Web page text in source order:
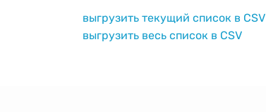
выгрузить текущий список в CSV
выгрузить весь список в CSV